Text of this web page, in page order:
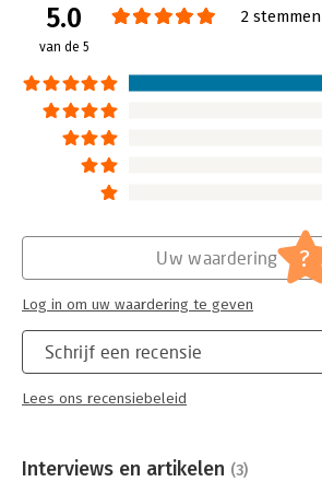
5.0
van de 5
2 stemmen
Schrijf een recensie
Lees ons recensiebeleid
Uw waardering ?
Log in om uw waardering te geven
Interviews en artikelen (3)